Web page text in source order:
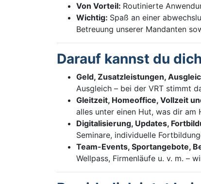
Von Vorteil: Routinierte
Wichtig: Spaß an einer
Betreuung unserer Mandanten
Darauf kannst du
Geld, Zusatzleistungen,
Ausgleich – bei der VRT stimmt
Gleitzeit, Homeoffice, Vollzeit
alles unter einen Hut, was dir am
Digitalisierung, Updates,
Seminare, individuelle
Team-Events, Sportangebote,
Wellpass, Firmenläufe u. v. m. –